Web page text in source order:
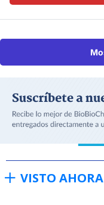
VISTO AHORA